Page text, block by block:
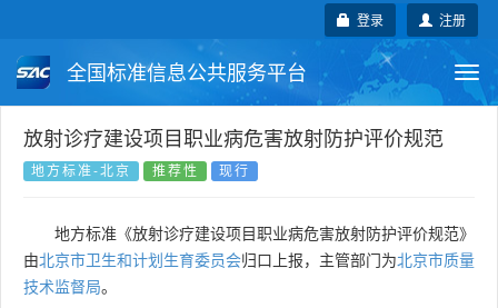
注册
登录
全国标准信息公共服务平台
国家标准 行业标准 地方标准
国外标准 技术委员会
放射诊疗建设项目职业病危害放射防护评价规范
地方标准-北京 推荐性 现行
地方标准《放射诊疗建设项目职业病危害放射防护评价规范》
由北京市卫生和计划生育委员会归口上报，主管部门为北京市质量
技术监督局。